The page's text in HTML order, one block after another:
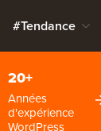
#Tendance
20+
Années
d'expérience
WordPress